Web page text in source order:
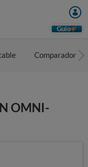
Guio
Comparador
OMNI-